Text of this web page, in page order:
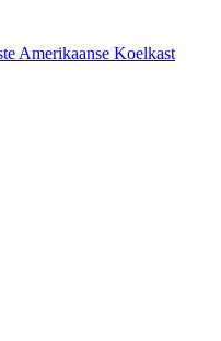
Amerikaanse Koelkast